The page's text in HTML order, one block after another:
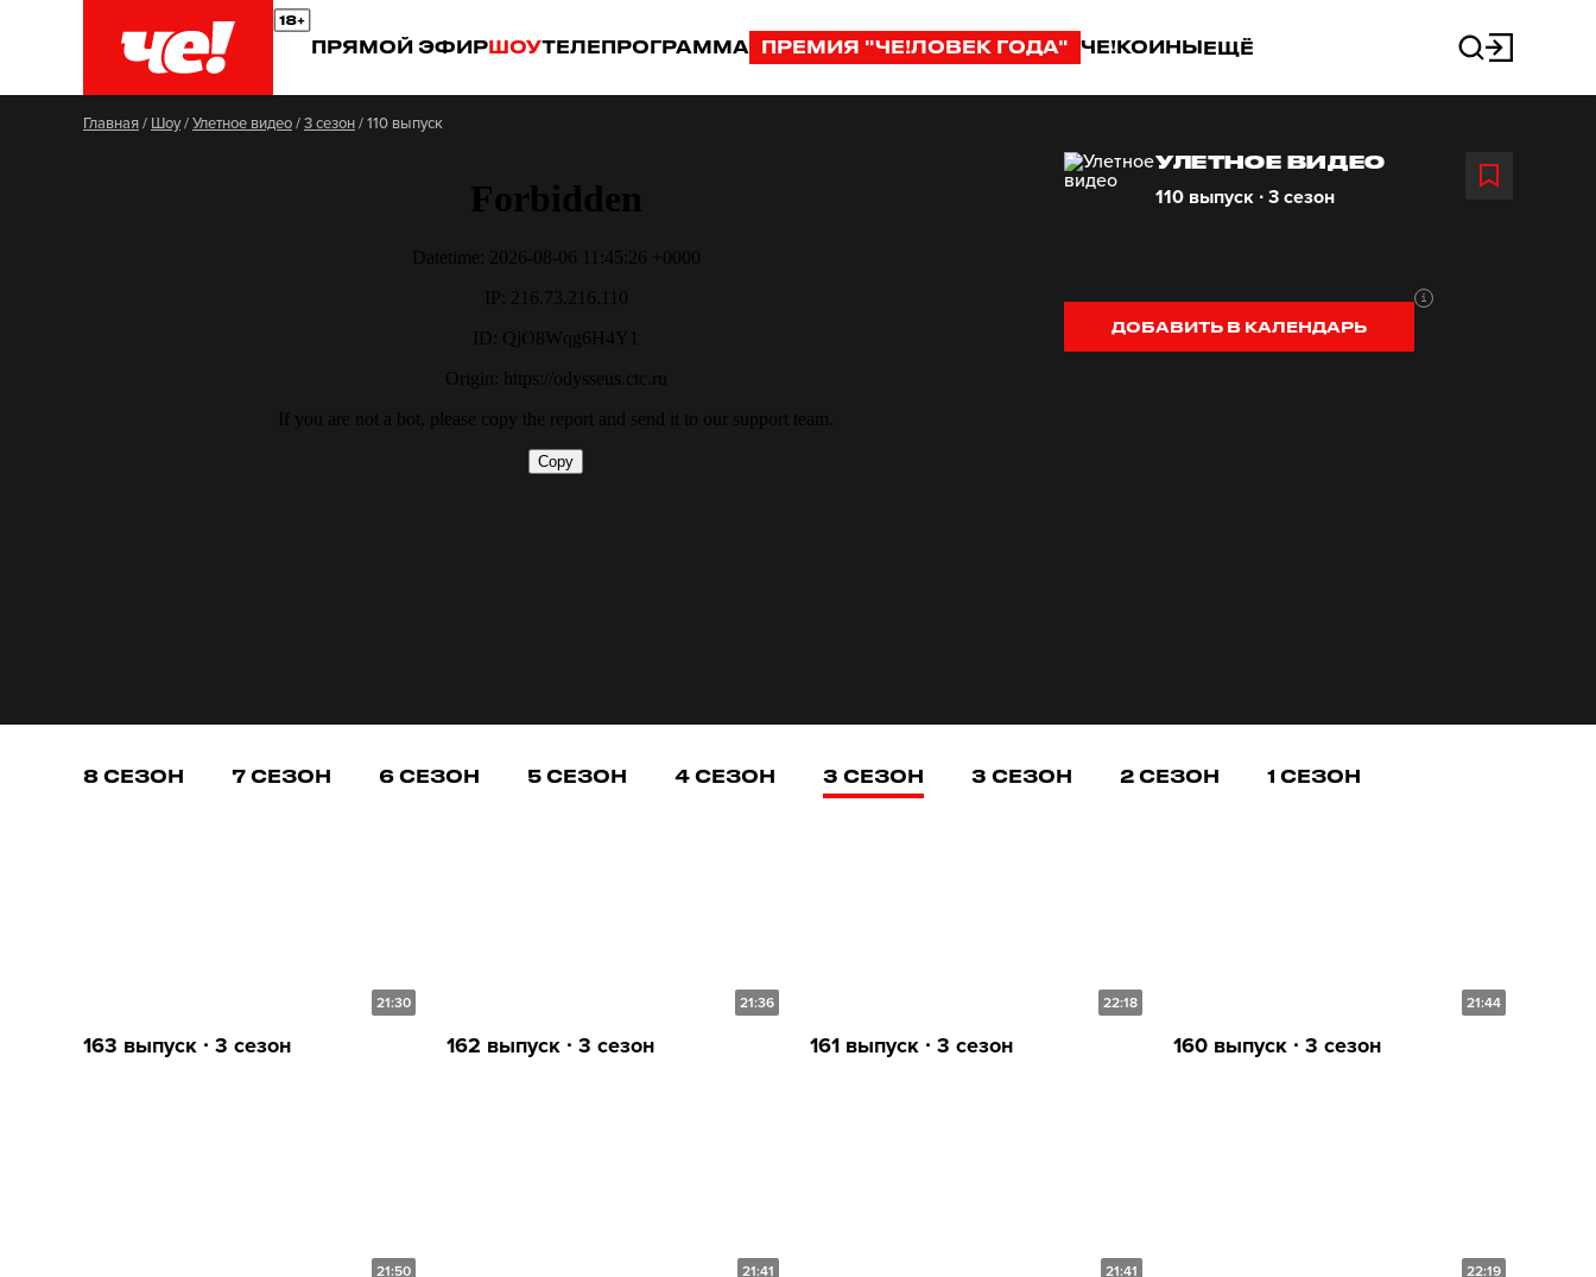
ПРЯМОЙ ЭФИРШОУТЕЛЕПРОГРАММА ПРЕМИЯ "ЧЕ!ЛОВЕК ГОДА" ЧЕ!КОИНЫЕЩЁ
Главная/ Шоу/Улетное видео/3 сезон/110 выпуск
УЛЕТНОЕ ВИДЕО
110 выпуск ∙ 3 сезон
ДОБАВИТЬ В КАЛЕНДАРЬ
8 СЕЗОН 7 СЕЗОН 6 СЕЗОН 5 СЕЗОН 4 СЕЗОН 3 СЕЗОН 3 СЕЗОН 2 СЕЗОН 1 СЕЗОН
21:30
163 выпуск ∙ 3 сезон
21:36
162 выпуск ∙ 3 сезон
22:18
161 выпуск ∙ 3 сезон
21:44
160 выпуск ∙ 3 сезон
21:50 21:41 21:41 22:19